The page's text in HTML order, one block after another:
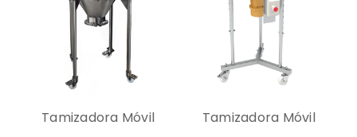
Tamizadora Móvil Tamizadora Móvil